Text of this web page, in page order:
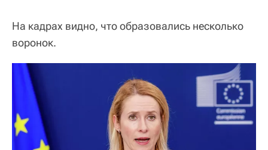
На кадрах видно, что образовались несколько
воронок.